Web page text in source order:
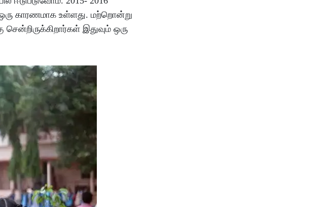
ஒரு காரணமாக உள்ளது. மற்றொன்று
இதுவும் ஒரு